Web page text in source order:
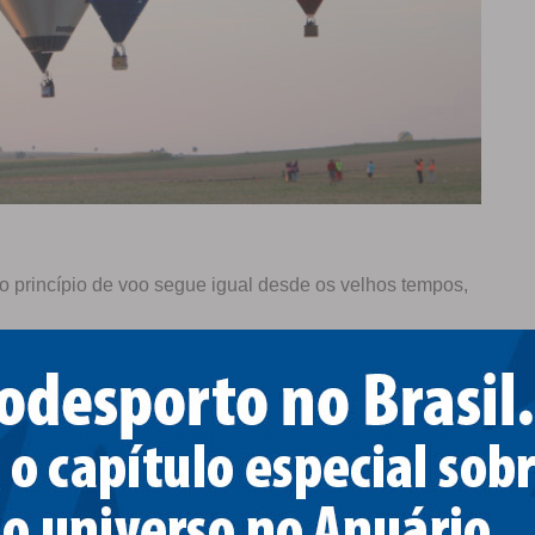
princípio de voo segue igual desde os velhos tempos,
também o voo turístico com grandes aeronaves
conhecem a Capadoccia famosa pelos voos de
os voos de balão a ar quente.